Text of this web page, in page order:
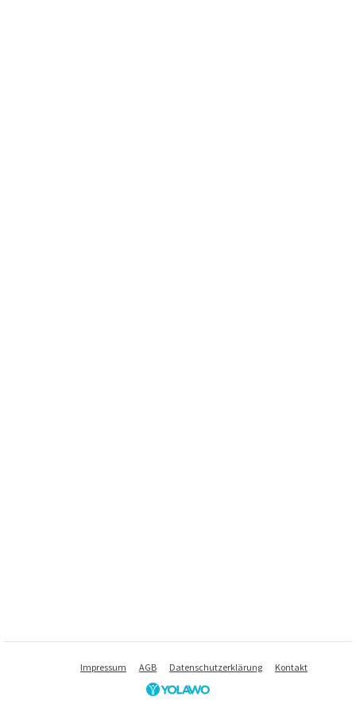
Impressum AGB Datenschutzerklärung Kontakt